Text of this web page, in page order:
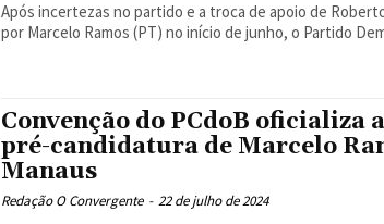
Após incertezas no partido e a troca de apoio de
por Marcelo Ramos (PT) no início de junho, o Partido
Convenção do PCdoB oficializa
pré-candidatura de Marcelo
Manaus
Redação O Convergente - 22 de julho de 2024